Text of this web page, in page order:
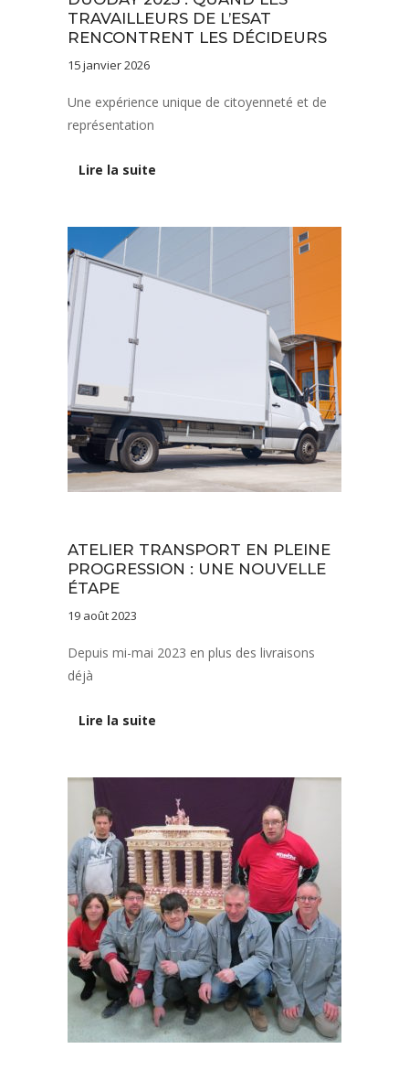
TRAVAILLEURS DE L’ESAT
RENCONTRENT LES DÉCIDEURS
15 janvier 2026
Une expérience unique de citoyenneté et de
représentation
Lire la suite
ATELIER TRANSPORT EN PLEINE
PROGRESSION : UNE NOUVELLE
ÉTAPE
19 août 2023
Depuis mi-mai 2023 en plus des livraisons
déjà
Lire la suite